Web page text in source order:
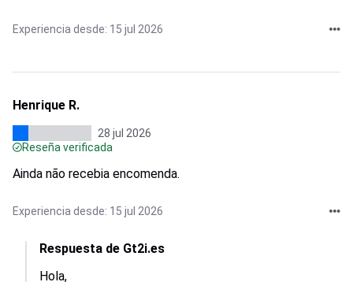
Experiencia desde: 15 jul 2026
Henrique R.
28 jul 2026
Reseña verificada
Ainda não recebia encomenda.
Experiencia desde: 15 jul 2026
Respuesta de Gt2i.es
Hola,